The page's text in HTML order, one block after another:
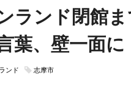
ランド閉館
葉、壁一面に
ンド 志摩市